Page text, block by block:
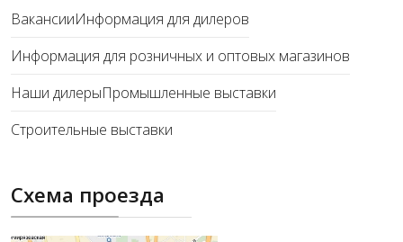
ВакансииИнформация для дилеров
Информация для розничных и оптовых магазинов
Наши дилерыПромышленные выставки
Строительные выставки
Схема проезда